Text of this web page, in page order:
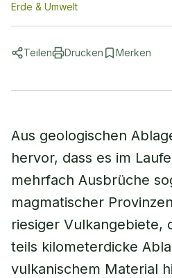
Erde & Umwelt
Teilen Drucken Merken
Aus geologischen
hervor, dass es im
mehrfach Ausbrüche
magmatischer
riesiger Vulkangebiete,
teils kilometerdicke
vulkanischem Material